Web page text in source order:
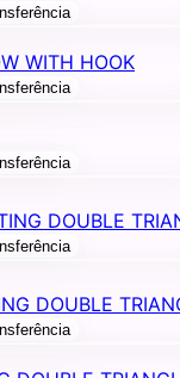
WITH HOOK
DOUBLE
DOUBLE